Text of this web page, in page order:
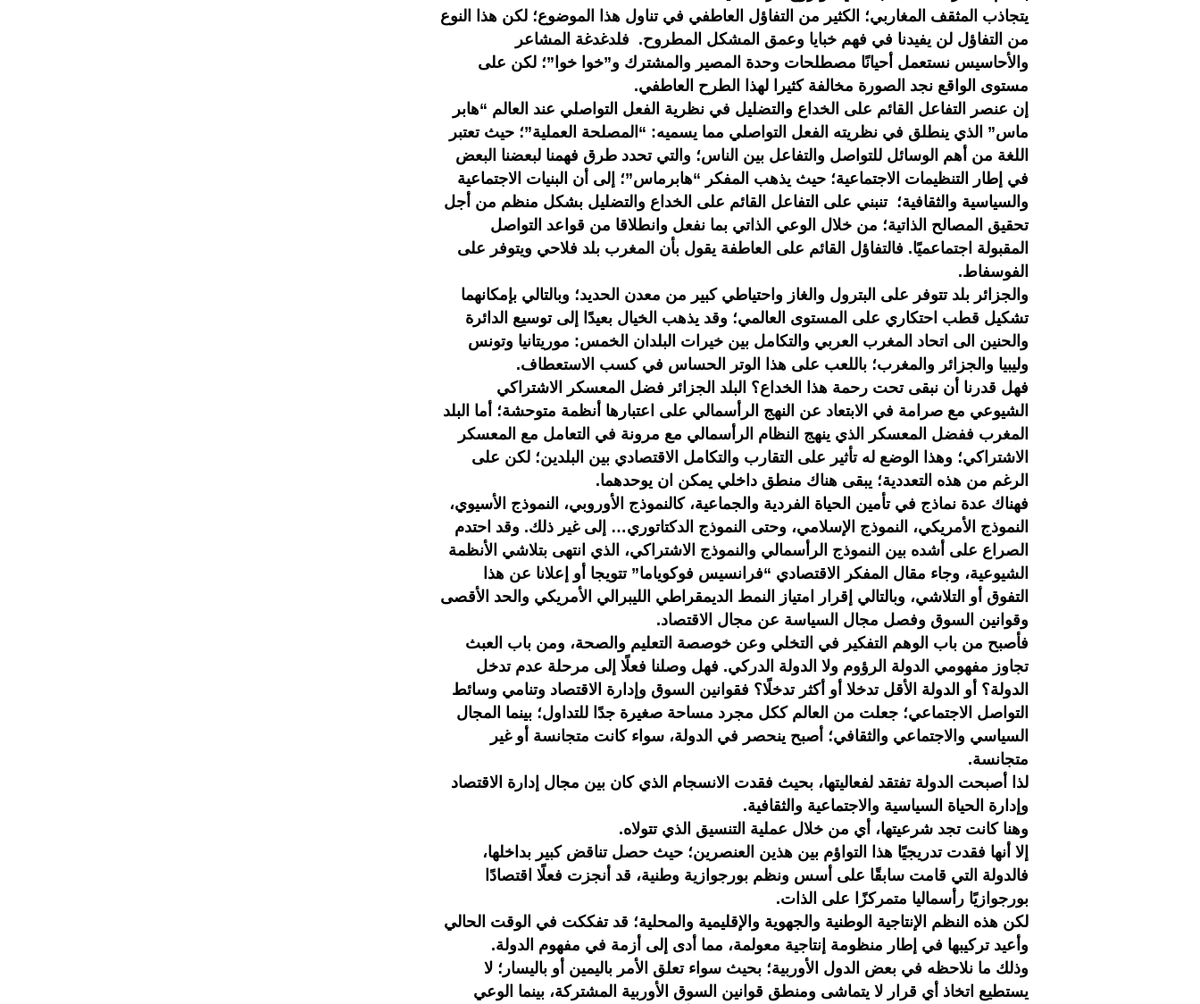
يتجاذب المثقف المغاربي؛ الكثير من التفاؤل العاطفي في تناول هذا الموضوع؛ لكن هذا النوع
من التفاؤل لن يفيدنا في فهم خبايا وعمق المشكل المطروح. فلدغدغة المشاعر
والأحاسيس نستعمل أحيانًا مصطلحات وحدة المصير والمشترك و”خوا خوا”؛ لكن على
مستوى الواقع نجد الصورة مخالفة كثيرا لهذا الطرح العاطفي.
إن عنصر التفاعل القائم على الخداع والتضليل في نظرية الفعل التواصلي عند العالم “هابر
ماس” الذي ينطلق في نظريته الفعل التواصلي مما يسميه: “المصلحة العملية”؛ حيث تعتبر
اللغة من أهم الوسائل للتواصل والتفاعل بين الناس؛ والتي تحدد طرق فهمنا لبعضنا البعض
في إطار التنظيمات الاجتماعية؛ حيث يذهب المفكر “هابرماس”؛ إلى أن البنيات الاجتماعية
والسياسية والثقافية؛ تنبني على التفاعل القائم على الخداع والتضليل بشكل منظم من أجل
تحقيق المصالح الذاتية؛ من خلال الوعي الذاتي بما نفعل وانطلاقا من قواعد التواصل
المقبولة اجتماعميًا. فالتفاؤل القائم على العاطفة يقول بأن المغرب بلد فلاحي ويتوفر على
الفوسفاط.
والجزائر بلد تتوفر على البترول والغاز واحتياطي كبير من معدن الحديد؛ وبالتالي بإمكانهما
تشكيل قطب احتكاري على المستوى العالمي؛ وقد يذهب الخيال بعيدًا إلى توسيع الدائرة
والحنين الى اتحاد المغرب العربي والتكامل بين خيرات البلدان الخمس: موريتانيا وتونس
وليبيا والجزائر والمغرب؛ باللعب على هذا الوتر الحساس في كسب الاستعطاف.
فهل قدرنا أن نبقى تحت رحمة هذا الخداع؟ البلد الجزائر فضل المعسكر الاشتراكي
الشيوعي مع صرامة في الابتعاد عن النهج الرأسمالي على اعتبارها أنظمة متوحشة؛ أما البلد
المغرب ففضل المعسكر الذي ينهج النظام الرأسمالي مع مرونة في التعامل مع المعسكر
الاشتراكي؛ وهذا الوضع له تأثير على التقارب والتكامل الاقتصادي بين البلدين؛ لكن على
الرغم من هذه التعددية؛ يبقى هناك منطق داخلي يمكن ان يوحدهما.
فهناك عدة نماذج في تأمين الحياة الفردية والجماعية، كالنموذج الأوروبي، النموذج الأسيوي،
النموذج الأمريكي، النموذج الإسلامي، وحتى النموذج الدكتاتوري… إلى غير ذلك. وقد احتدم
الصراع على أشده بين النموذج الرأسمالي والنموذج الاشتراكي، الذي انتهى بتلاشي الأنظمة
الشيوعية، وجاء مقال المفكر الاقتصادي “فرانسيس فوكوياما” تتويجا أو إعلانا عن هذا
التفوق أو التلاشي، وبالتالي إقرار امتياز النمط الديمقراطي الليبرالي الأمريكي والحد الأقصى
وقوانين السوق وفصل مجال السياسة عن مجال الاقتصاد.
فأصبح من باب الوهم التفكير في التخلي وعن خوصصة التعليم والصحة، ومن باب العبث
تجاوز مفهومي الدولة الرؤوم ولا الدولة الدركي. فهل وصلنا فعلًا إلى مرحلة عدم تدخل
الدولة؟ أو الدولة الأقل تدخلا أو أكثر تدخلًا؟ فقوانين السوق وإدارة الاقتصاد وتنامي وسائط
التواصل الاجتماعي؛ جعلت من العالم ككل مجرد مساحة صغيرة جدًا للتداول؛ بينما المجال
السياسي والاجتماعي والثقافي؛ أصبح ينحصر في الدولة، سواء كانت متجانسة أو غير
متجانسة.
لذا أصبحت الدولة تفتقد لفعاليتها، بحيث فقدت الانسجام الذي كان بين مجال إدارة الاقتصاد
وإدارة الحياة السياسية والاجتماعية والثقافية.
وهنا كانت تجد شرعيتها، أي من خلال عملية التنسيق الذي تتولاه.
إلا أنها فقدت تدريجيًا هذا التواؤم بين هذين العنصرين؛ حيث حصل تناقض كبير بداخلها،
فالدولة التي قامت سابقًا على أسس ونظم بورجوازية وطنية، قد أنجزت فعلًا اقتصادًا
بورجوازيًا رأسماليا متمركزًا على الذات.
لكن هذه النظم الإنتاجية الوطنية والجهوية والإقليمية والمحلية؛ قد تفككت في الوقت الحالي
وأعيد تركيبها في إطار منظومة إنتاجية معولمة، مما أدى إلى أزمة في مفهوم الدولة.
وذلك ما نلاحظه في بعض الدول الأوربية؛ بحيث سواء تعلق الأمر باليمين أو باليسار؛ لا
يستطيع اتخاذ أي قرار لا يتماشى ومنطق قوانين السوق الأوربية المشتركة، بينما الوعي